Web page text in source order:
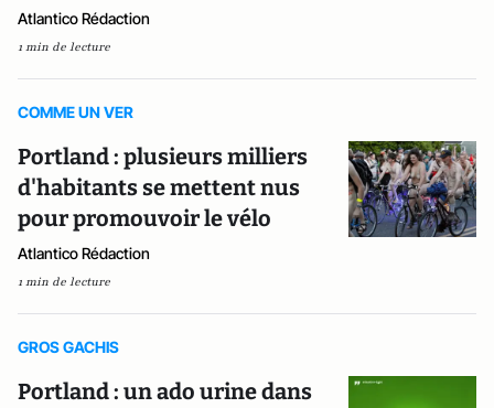
Atlantico Rédaction
1 min de lecture
COMME UN VER
Portland : plusieurs milliers
d'habitants se mettent nus
pour promouvoir le vélo
Atlantico Rédaction
1 min de lecture
GROS GACHIS
Portland : un ado urine dans